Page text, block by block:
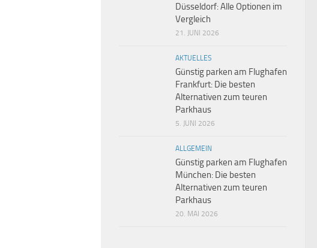
Düsseldorf: Alle Optionen im
Vergleich
21. JUNI 2026
AKTUELLES
Günstig parken am Flughafen
Frankfurt: Die besten
Alternativen zum teuren
Parkhaus
5. JUNI 2026
ALLGEMEIN
Günstig parken am Flughafen
München: Die besten
Alternativen zum teuren
Parkhaus
20. MAI 2026